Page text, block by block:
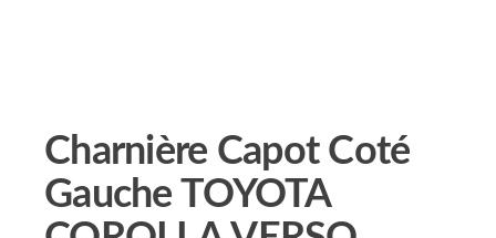
Charnière Capot Coté
Gauche TOYOTA